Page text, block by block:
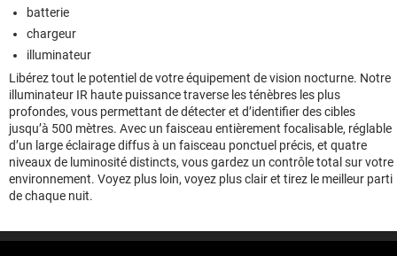
batterie
chargeur
illuminateur
Libérez tout le potentiel de votre équipement de vision nocturne. Notre
illuminateur IR haute puissance traverse les ténèbres les plus
profondes, vous permettant de détecter et d’identifier des cibles
jusqu’à 500 mètres. Avec un faisceau entièrement focalisable, réglable
d’un large éclairage diffus à un faisceau ponctuel précis, et quatre
niveaux de luminosité distincts, vous gardez un contrôle total sur votre
environnement. Voyez plus loin, voyez plus clair et tirez le meilleur parti
de chaque nuit.